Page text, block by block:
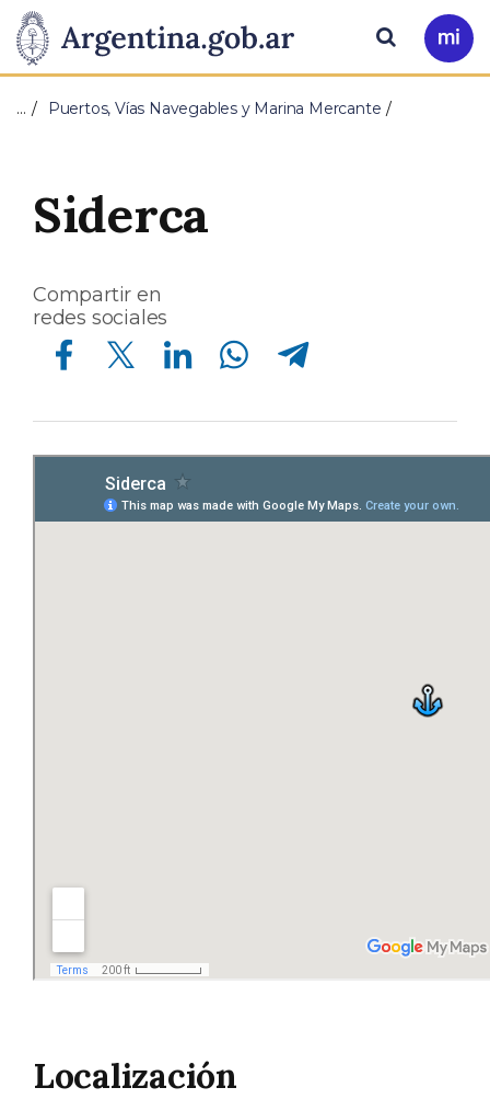
Presidencia
de
Nación
Pasar al contenido principal
Ir
a
Buscar
… Puertos, Vías Navegables y Marina Mercante
Siderca
Compartir en
redes sociales
Compartir en Facebook Compartir en Twitter Compartir en Linkedin Compartir en Whatsapp Compartir en Telegram
Localización